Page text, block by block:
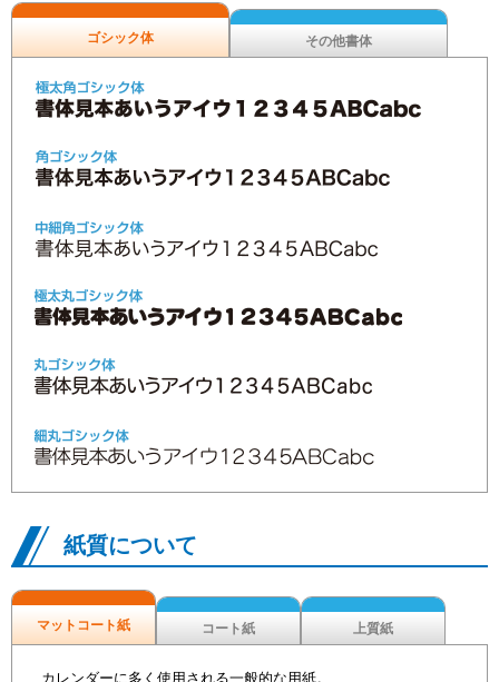
ゴシック体 その他書体
紙質について
マットコート紙 コート紙 上質紙
カレンダーに多く使用される一般的な用紙。